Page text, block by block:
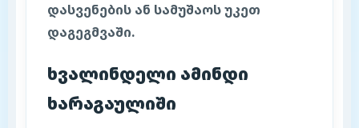
დასვენების ან სამუშაოს უკეთ
დაგეგმვაში.
ხვალინდელი ამინდი
ხარაგაულიში